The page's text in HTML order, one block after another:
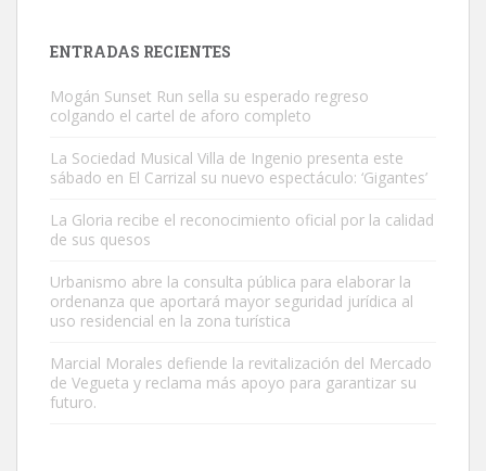
Busco adopción responsable para mi perra. Pastor alemán,
Leales.org » Gran Canaria | 6.7.2025
ENTRADAS RECIENTES
Mogán Sunset Run sella su esperado regreso
colgando el cartel de aforo completo
La Sociedad Musical Villa de Ingenio presenta este
sábado en El Carrizal su nuevo espectáculo: ‘Gigantes’
La Gloria recibe el reconocimiento oficial por la calidad
de sus quesos
Urbanismo abre la consulta pública para elaborar la
ordenanza que aportará mayor seguridad jurídica al
uso residencial en la zona turística
Marcial Morales defiende la revitalización del Mercado
de Vegueta y reclama más apoyo para garantizar su
futuro.